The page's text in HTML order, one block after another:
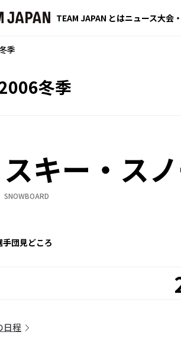
TEAM JAPAN とはニュース大会
季
冬季
スキー・ス
SNOWBOARD
手団見どころ
日程